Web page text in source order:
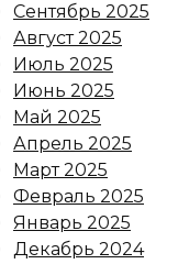
Сентябрь 2025
Август 2025
Июль 2025
Июнь 2025
Май 2025
Апрель 2025
Март 2025
Февраль 2025
Январь 2025
Декабрь 2024